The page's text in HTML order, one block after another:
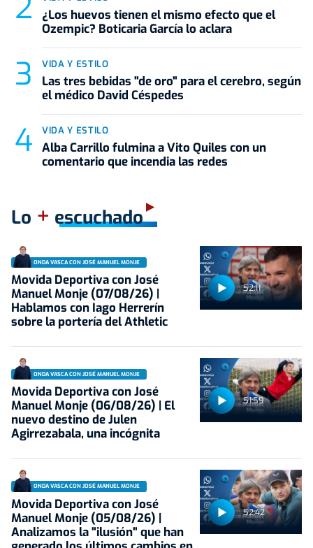
¿Los huevos tienen el mismo efecto que el
Ozempic? Boticaria García lo aclara
VIDA Y ESTILO
Las tres bebidas "de oro" para el cerebro, según
el médico David Céspedes
VIDA Y ESTILO
Alba Carrillo fulmina a Vito Quiles con un
comentario que incendia las redes
Lo + escuchado
52:11
ONDA VASCA CON JOSÉ MANUEL MONJE
Movida Deportiva con José
Manuel Monje (07/08/26) |
Hablamos con Iago Herrerín
sobre la portería del Athletic
51:59
ONDA VASCA CON JOSÉ MANUEL MONJE
Movida Deportiva con José
Manuel Monje (06/08/26) | El
nuevo destino de Julen
Agirrezabala, una incógnita
52:42
ONDA VASCA CON JOSÉ MANUEL MONJE
Movida Deportiva con José
Manuel Monje (05/08/26) |
Analizamos la "ilusión" que han